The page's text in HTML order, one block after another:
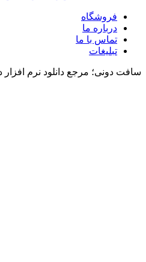
فروشگاه
درباره ما
تماس با ما
تبلیغات
سافت دونی؛ مرجع دانلود نرم افزار